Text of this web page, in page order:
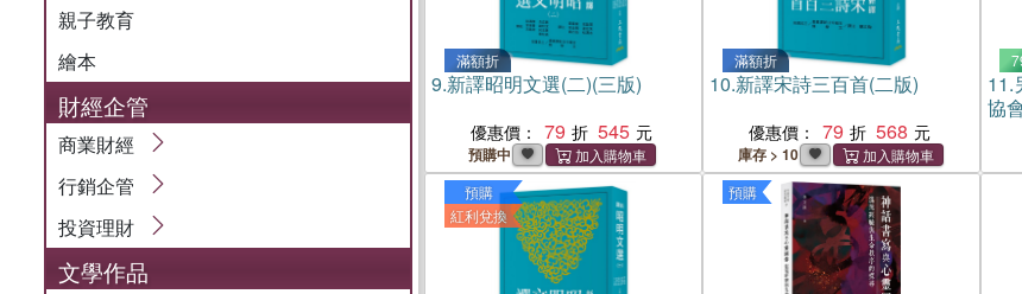
親子教育
繪本
財經企管
商業財經
行銷企管
投資理財
文學作品
滿額折
9.新譯昭明文選(二)(三版)
優惠價： 79 545
預購中
滿額折
10.新譯宋詩三百首(二版)
優惠價： 79 568
庫存 > 10
11.
協
預購
紅利兌換
預購